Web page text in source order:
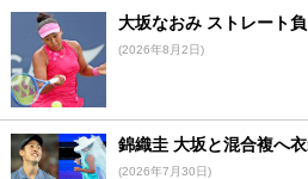
大坂なおみ ストレート
(2026年8月2日)
錦織圭 大坂と混合複へ衣
(2026年7月30日)